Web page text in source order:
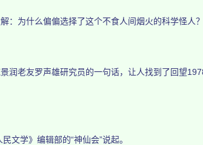
为什么偏偏选择了这个不食人间烟火的科学怪人
老友罗声雄研究员的一句话，让人找到了回望
学》编辑部的“神仙会”说起。